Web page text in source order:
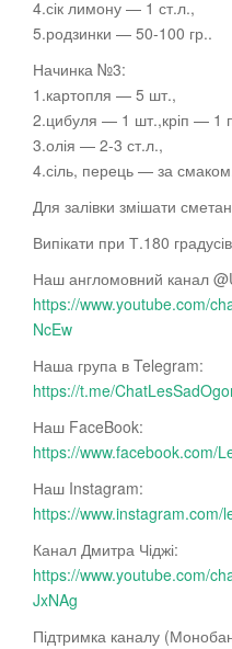
4.сік лимону — 1 ст.л.,
5.родзинки — 50-100 гр..
Начинка №3:
1.картопля — 5 шт.,
2.цибуля — 1 шт.,кріп — 1
3.олія — 2-3 ст.л.,
4.сіль, перець — за
Для залівки змішати
Випікати при Т.180
Наш англомовний канал
https://www.youtube.com/
NcEw
Наша група в Telegram:
https://t.me/
Наш FaceBook:
https://www.facebook.com/
Наш Instagram:
https://www.instagram.com/
Канал Дмитра Чіджі:
https://www.youtube.com/
JxNAg
Підтримка каналу